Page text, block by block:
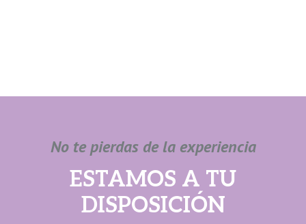
No te pierdas de la experiencia
ESTAMOS A TU
DISPOSICIÓN